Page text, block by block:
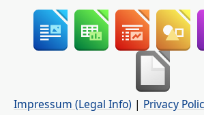
Impressum (Legal Info) | Privacy